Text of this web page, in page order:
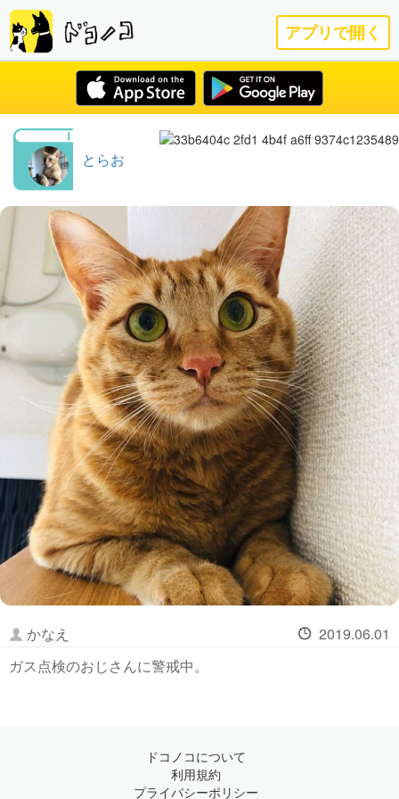
アプリで開く
とらお
かなえ
2019.06.01
ガス点検のおじさんに警戒中。
ドコノコについて
利用規約
プライバシーポリシー